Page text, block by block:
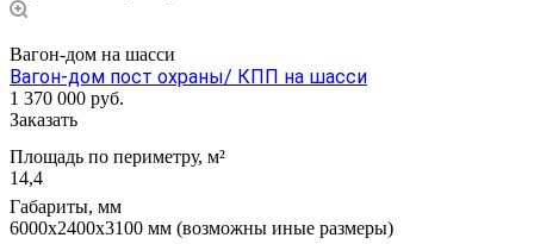
Вагон-дом на шасси
Вагон-дом пост охраны/ КПП на шасси
1 370 000 руб.
Заказать
Площадь по периметру, м²
14,4
Габариты, мм
6000х2400х3100 мм (возможны иные размеры)